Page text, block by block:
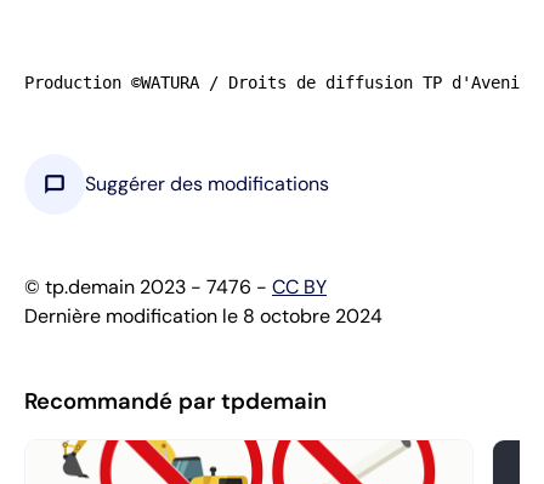
Production ©WATURA / Droits de diffusion TP d'Avenir
chat_bubble Suggérer des modifications
© tp.demain 2023 - 7476 - CC BY
Dernière modification le 8 octobre 2024
Recommandé par tpdemain